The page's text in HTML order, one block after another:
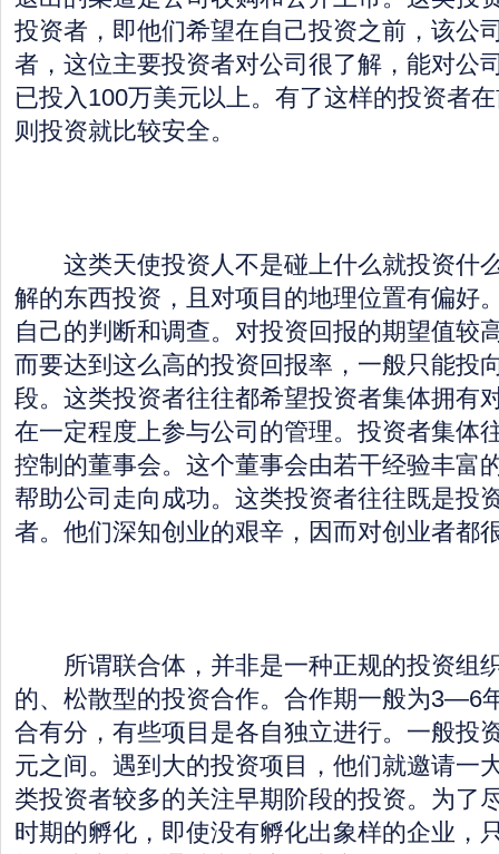
投资者，即他们希望在自己投资之前，该公
者，这位主要投资者对公司很了解，能对公
已投入100万美元以上。有了这样的投资者
则投资就比较安全。
这类天使投资人不是碰上什么就投资什
解的东西投资，且对项目的地理位置有偏好
自己的判断和调查。对投资回报的期望值较
而要达到这么高的投资回报率，一般只能投
段。这类投资者往往都希望投资者集体拥有
在一定程度上参与公司的管理。投资者集体
控制的董事会。这个董事会由若干经验丰富
帮助公司走向成功。这类投资者往往既是投
者。他们深知创业的艰辛，因而对创业者都
所谓联合体，并非是一种正规的投资组
的、松散型的投资合作。合作期一般为3—6
合有分，有些项目是各自独立进行。一般投
元之间。遇到大的投资项目，他们就邀请一
类投资者较多的关注早期阶段的投资。为了
时期的孵化，即使没有孵化出象样的企业，